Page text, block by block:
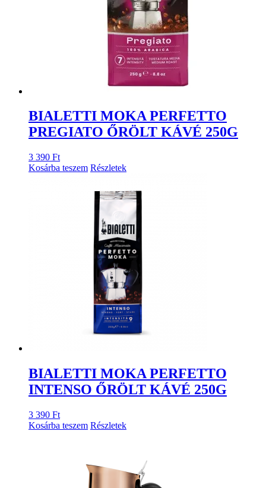
BIALETTI MOKA PERFETTO
PREGIATO ŐRÖLT KÁVÉ 250G
3 390 Ft
Kosárba teszem Részletek
BIALETTI MOKA PERFETTO
INTENSO ŐRÖLT KÁVÉ 250G
3 390 Ft
Kosárba teszem Részletek